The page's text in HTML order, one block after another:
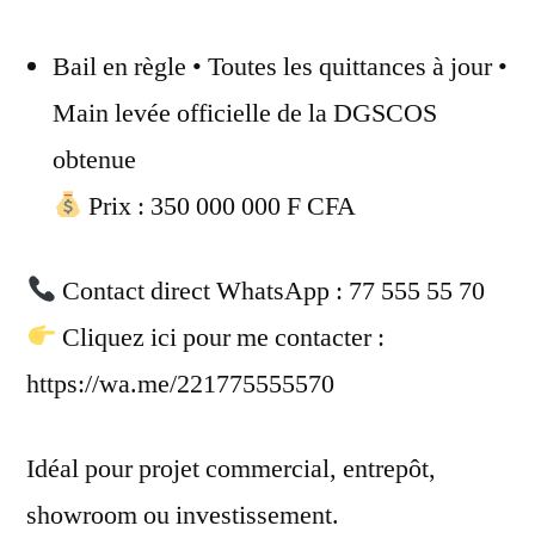
Bail en règle • Toutes les quittances à jour •
Main levée officielle de la DGSCOS
obtenue
Prix : 350 000 000 F CFA
Contact direct WhatsApp : 77 555 55 70
Cliquez ici pour me contacter :
https://wa.me/221775555570
Idéal pour projet commercial, entrepôt,
showroom ou investissement.